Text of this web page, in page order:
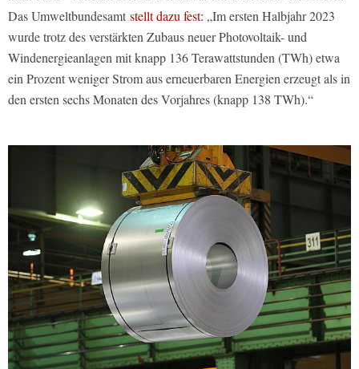
Das Umweltbundesamt stellt dazu fest: „Im ersten Halbjahr 2023
wurde trotz des verstärkten Zubaus neuer Photovoltaik- und
Windenergieanlagen mit knapp 136 Terawattstunden (TWh) etwa
ein Prozent weniger Strom aus erneuerbaren Energien erzeugt als in
den ersten sechs Monaten des Vorjahres (knapp 138 TWh).“